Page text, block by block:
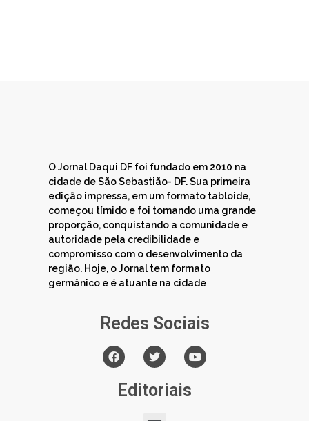
O Jornal Daqui DF foi fundado em 2010 na
cidade de São Sebastião- DF. Sua primeira
edição impressa, em um formato tabloide,
começou tímido e foi tomando uma grande
proporção, conquistando a comunidade e
autoridade pela credibilidade e
compromisso com o desenvolvimento da
região. Hoje, o Jornal tem formato
germânico e é atuante na cidade
Redes Sociais
Editoriais